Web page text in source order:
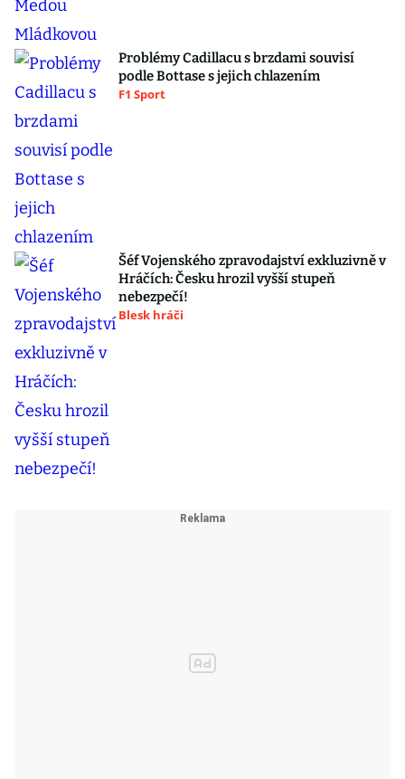
Problémy Cadillacu s brzdami souvisí
podle Bottase s jejich chlazením
F1 Sport
Šéf Vojenského zpravodajství exkluzivně v
Hráčích: Česku hrozil vyšší stupeň
nebezpečí!
Blesk hráči